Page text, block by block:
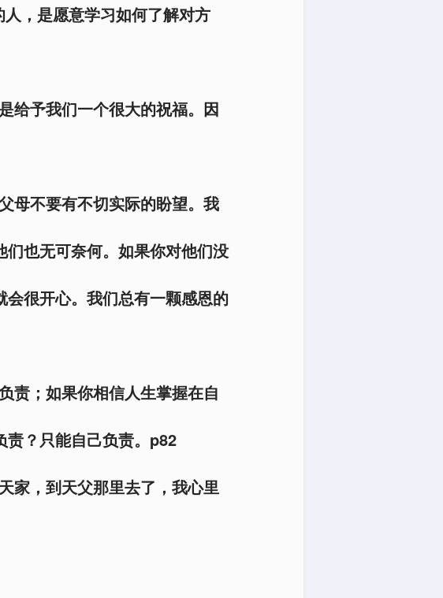
，是愿意学习如何了解对方
给予我们一个很大的祝福。因
母不要有不切实际的盼望。我
也无可奈何。如果你对他们没
很开心。我们总有一颗感恩的
责；如果你相信人生掌握在自
责？只能自己负责。p82
家，到天父那里去了，我心里